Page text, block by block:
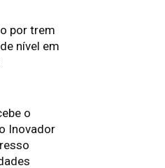
por trem
nível em
o
Inovador